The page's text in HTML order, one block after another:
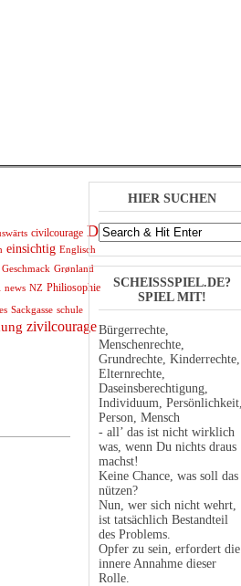
civilcourage D
einsichtig Englisch
Geschmack Grønland
news NZ Philiosophie
Sackgasse schule
zivilcourage
HIER SUCHEN
SCHEISSSPIEL.DE? S
PIEL MIT!
Bürgerrechte,
Menschenrechte,
Grundrechte, Kinderrechte,
Elternrechte,
Daseinsberechtigung,
Individuum, Persönlichkeit,
Person, Mensch
- all’ das ist nicht wirklich
was, wenn Du nichts draus
machst!
Keine Chance, was soll das
nützen?
Nun, wer sich nicht wehrt,
ist tatsächlich Bestandteil
des Problems.
Opfer zu sein, erfordert die
innere Annahme dieser
Rolle.